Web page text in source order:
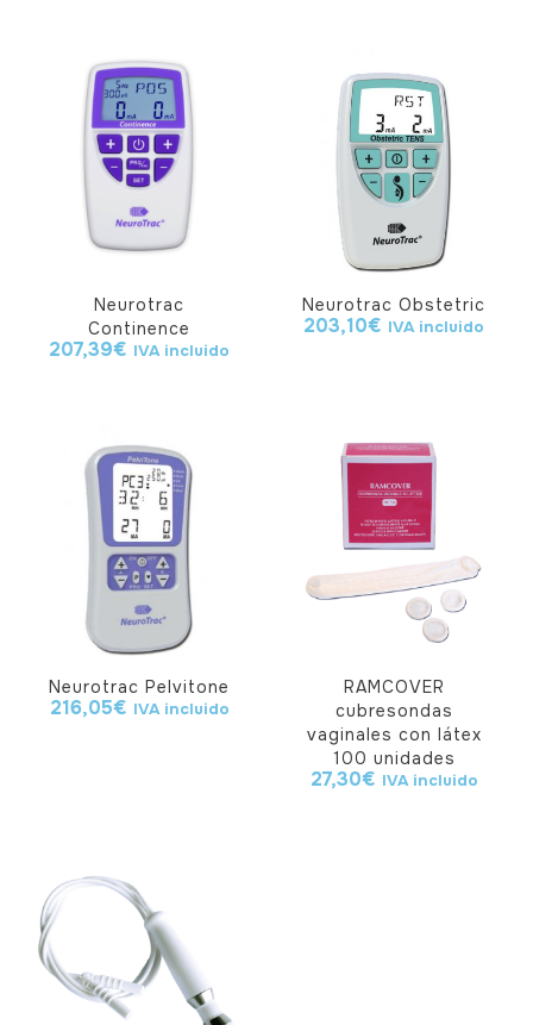
Neurotrac
Continence
207,39€ IVA incluido
Neurotrac Obstetric
203,10€ IVA incluido
Neurotrac Pelvitone
216,05€ IVA incluido
RAMCOVER
cubresondas
vaginales con látex
100 unidades
27,30€ IVA incluido